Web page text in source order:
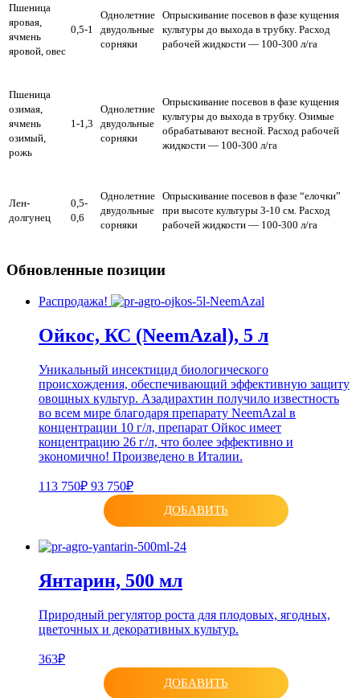
Пшеница
яровая,
ячмень
яровой, овес
0,5-1
Однолетние
двудольные
сорняки
Опрыскивание посевов в фазе кущения
культуры до выхода в трубку. Расход
рабочей жидкости — 100-300 л/га
Пшеница
озимая,
ячмень
озимый,
рожь
1-1,3
Однолетние
двудольные
сорняки
Опрыскивание посевов в фазе кущения
культуры до выхода в трубку. Озимые
обрабатывают весной. Расход рабочей
жидкости — 100-300 л/га
Лен-
долгунец
0,5-
0,6
Однолетние
двудольные
сорняки
Опрыскивание посевов в фазе “елочки”
при высоте культуры 3-10 см. Расход
рабочей жидкости — 100-300 л/га
Обновленные позиции
Распродажа!
Ойкос, КС (NeemAzal), 5 л
Уникальный инсектицид биологического
происхождения, обеспечивающий эффективную защиту
овощных культур. Азадирахтин получило известность
во всем мире благодаря препарату NeemAzal в
концентрации 10 г/л, препарат Ойкос имеет
концентрацию 26 г/л, что более эффективно и
экономично! Произведено в Италии.
113 750₽ 93 750₽
ДОБАВИТЬ
Янтарин, 500 мл
Природный регулятор роста для плодовых, ягодных,
цветочных и декоративных культур.
363₽
ДОБАВИТЬ